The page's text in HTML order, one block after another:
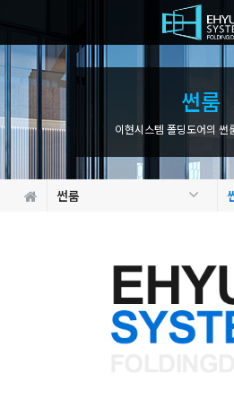
썬룸
이현시스템 폴딩도어의 썬
썬룸